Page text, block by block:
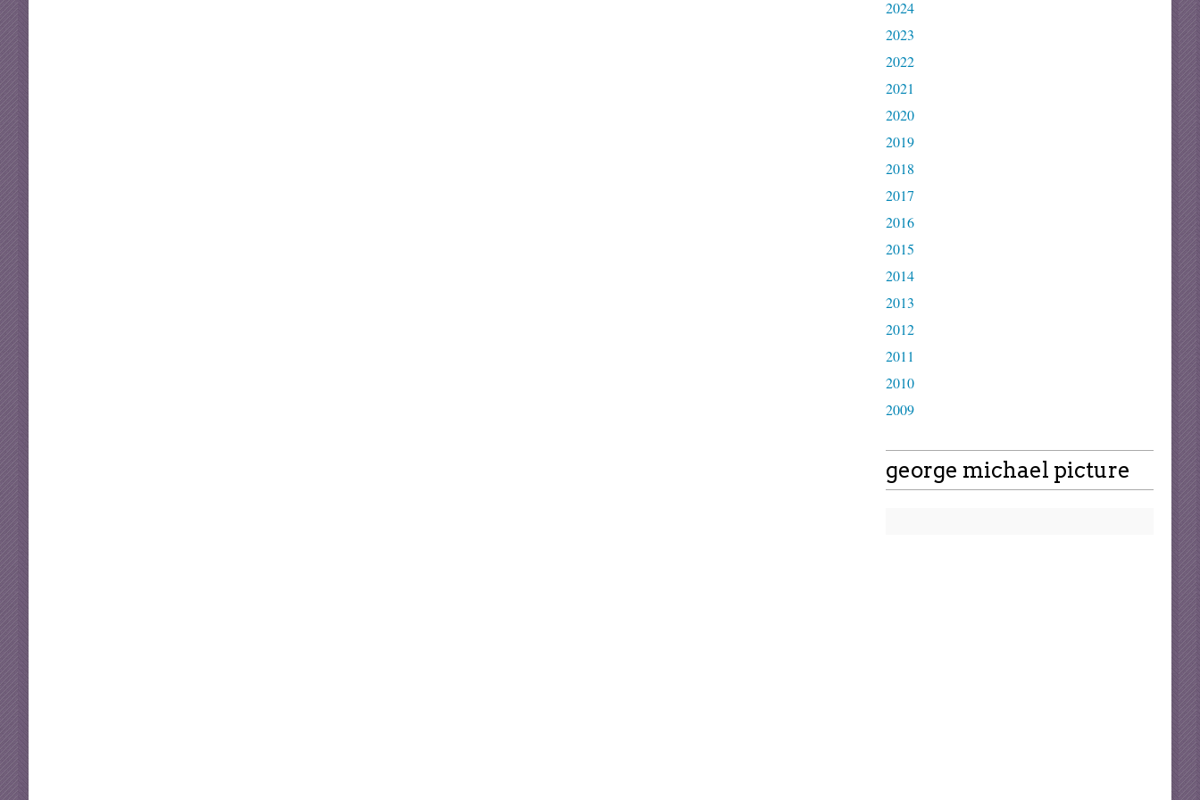
2024
2023
2022
2021
2020
2019
2018
2017
2016
2015
2014
2013
2012
2011
2010
2009
george michael picture